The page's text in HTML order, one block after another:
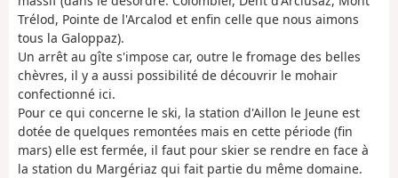
Trélod, Pointe de l'Arcalod et enfin celle que nous aimons
tous la Galoppaz).
Un arrêt au gîte s'impose car, outre le fromage des belles
chèvres, il y a aussi possibilité de découvrir le mohair
confectionné ici.
Pour ce qui concerne le ski, la station d'Aillon le Jeune est
dotée de quelques remontées mais en cette période (fin
mars) elle est fermée, il faut pour skier se rendre en face à
la station du Margériaz qui fait partie du même domaine.